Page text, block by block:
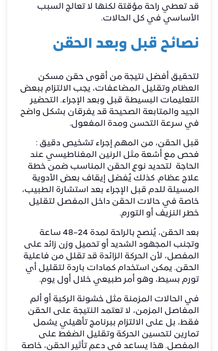
قد تعطي راحة مؤقتة لكنها لا تعالج السبب
الأساسي في كل الحالات.
نصائح قبل وبعد الحقن
لتحقيق أفضل نتيجة من أقوى حقن مسكن
العظام وتقليل المضاعفات، يجب الالتزام ببعض
التعليمات البسيطة قبل وبعد الإجراء. التحضير
الجيد والمتابعة الصحيحة قد يفرقان بشكل واضح
في سرعة التحسن ومدة المفعول.
قبل الحقن، من المهم إجراء تشخيص دقيق :
فحص مع أشعة مثل الرنين المغناطيسي عند
الحاجة لتحديد نوع الحقن المناسب ضمن خطة
علاج عظام. كذلك يُفضل إيقاف بعض الأدوية
المسيلة للدم قبل الإجراء بعد استشارة الطبيب،
خاصة في حالات الحقن داخل المفصل لتقليل
خطر النزيف أو التورم.
بعد الحقن، يُنصح بالراحة لمدة 24–48 ساعة
وتجنب المجهود الشديد أو تحميل وزن زائد على
المفصل، لأن الحركة الزائدة قد تقلل من فاعلية
الحقن. يمكن استخدام كمادات باردة لتقليل أي
تورم بسيط، وهو أمر طبيعي خلال أول يوم.
في الحالات المزمنة مثل خشونة الركبة أو ألم
المفاصل المزمن، لا تعتمد النتيجة على الحقن
فقط، بل على الالتزام ببرنامج تأهيلي يشمل
تمارين لتحسين الحركة وتقليل الضغط على
المفصل. هذا يساعد في دعم تأثير الحقن، خاصة